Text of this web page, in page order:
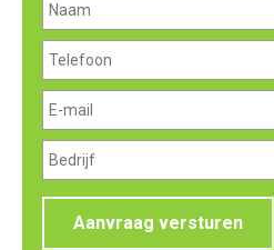
Aanvraag versturen